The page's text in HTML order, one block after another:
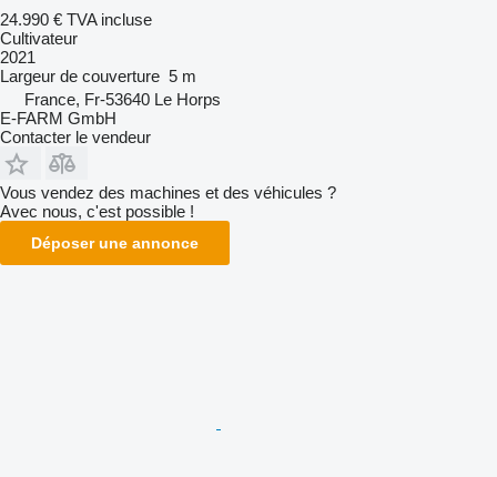
24.990 € TVA incluse
Cultivateur
2021
Largeur de couverture 5 m
France, Fr-53640 Le Horps
E-FARM GmbH
Contacter le vendeur
Vous vendez des machines et des véhicules ?
Avec nous, c'est possible !
Déposer une annonce